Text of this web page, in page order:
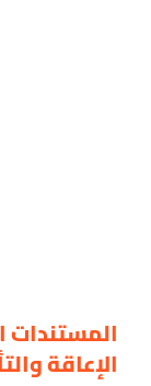
المستندات
الإعاقة